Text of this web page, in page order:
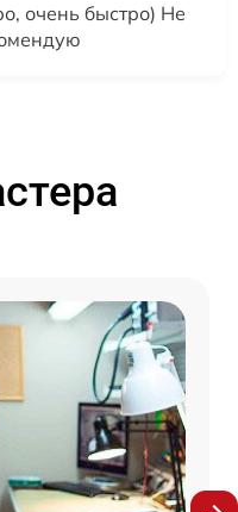
очень быстро) Не